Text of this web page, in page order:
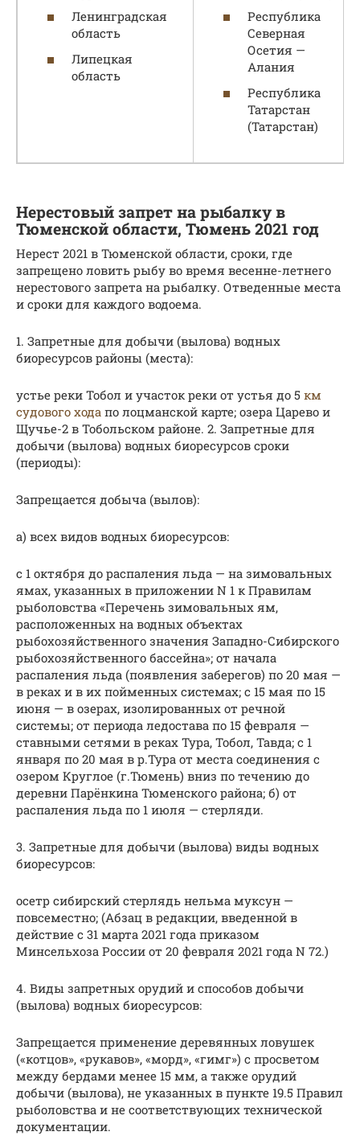
Ленинградская
область
Липецкая
область
Республика
Северная
Осетия —
Алания
Республика
Татарстан
(Татарстан)
Нерестовый запрет на рыбалку в
Тюменской области, Тюмень 2021 год
Нерест 2021 в Тюменской области, сроки, где
запрещено ловить рыбу во время весенне-летнего
нерестового запрета на рыбалку. Отведенные места
и сроки для каждого водоема.
1. Запретные для добычи (вылова) водных
биоресурсов районы (места):
устье реки Тобол и участок реки от устья до 5 км
судового хода по лоцманской карте; озера Царево и
Щучье-2 в Тобольском районе. 2. Запретные для
добычи (вылова) водных биоресурсов сроки
(периоды):
Запрещается добыча (вылов):
а) всех видов водных биоресурсов:
с 1 октября до распаления льда — на зимовальных
ямах, указанных в приложении N 1 к Правилам
рыболовства «Перечень зимовальных ям,
расположенных на водных объектах
рыбохозяйственного значения Западно-Сибирского
рыбохозяйственного бассейна»; от начала
распаления льда (появления заберегов) по 20 мая —
в реках и в их пойменных системах; с 15 мая по 15
июня — в озерах, изолированных от речной
системы; от периода ледостава по 15 февраля —
ставными сетями в реках Тура, Тобол, Тавда; с 1
января по 20 мая в р.Тура от места соединения с
озером Круглое (г.Тюмень) вниз по течению до
деревни Парёнкина Тюменского района; б) от
распаления льда по 1 июля — стерляди.
3. Запретные для добычи (вылова) виды водных
биоресурсов:
осетр сибирский стерлядь нельма муксун —
повсеместно; (Абзац в редакции, введенной в
действие с 31 марта 2021 года приказом
Минсельхоза России от 20 февраля 2021 года N 72.)
4. Виды запретных орудий и способов добычи
(вылова) водных биоресурсов:
Запрещается применение деревянных ловушек
(«котцов», «рукавов», «морд», «гимг») с просветом
между бердами менее 15 мм, а также орудий
добычи (вылова), не указанных в пункте 19.5 Правил
рыболовства и не соответствующих технической
документации.